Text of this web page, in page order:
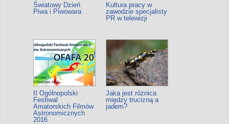
Światowy Dzień
Piwa i Piwowara
Kultura pracy w
zawodzie specjalisty
PR w telewizji
II Ogólnopolski
Festiwal
Amatorskich Filmów
Astronomicznych
2016
Jaka jest różnica
między trucizną a
jadem?